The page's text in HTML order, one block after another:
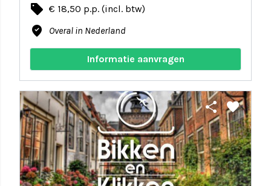
local_offer € 18,50 p.p. (incl. btw)
where_to_vote Overal in Nederland
Informatie aanvragen
share favorite